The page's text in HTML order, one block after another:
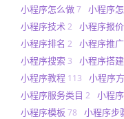
小程序怎么做7 小程序
小程序技术 2 小程序报价
小程序排名 2 小程序推广
小程序搜索 3 小程序搭建
小程序教程 113 小程序
小程序服务类目 2 小程
小程序模板 78 小程序步